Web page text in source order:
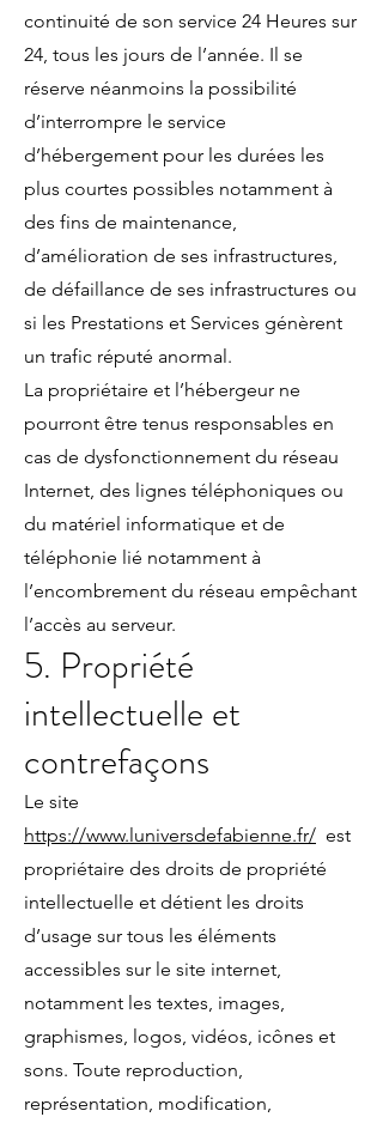
continuité de son service 24 Heures sur
24, tous les jours de l’année. Il se
réserve néanmoins la possibilité
d’interrompre le service
d’hébergement pour les durées les
plus courtes possibles notamment à
des fins de maintenance,
d’amélioration de ses infrastructures,
de défaillance de ses infrastructures ou
si les Prestations et Services génèrent
un trafic réputé anormal.
La propriétaire et l’hébergeur ne
pourront être tenus responsables en
cas de dysfonctionnement du réseau
Internet, des lignes téléphoniques ou
du matériel informatique et de
téléphonie lié notamment à
l’encombrement du réseau empêchant
l’accès au serveur.
5. Propriété
intellectuelle et
contrefaçons
Le site
https://www.luniversdefabienne.fr/ est
propriétaire des droits de propriété
intellectuelle et détient les droits
d’usage sur tous les éléments
accessibles sur le site internet,
notamment les textes, images,
graphismes, logos, vidéos, icônes et
sons. Toute reproduction,
représentation, modification,